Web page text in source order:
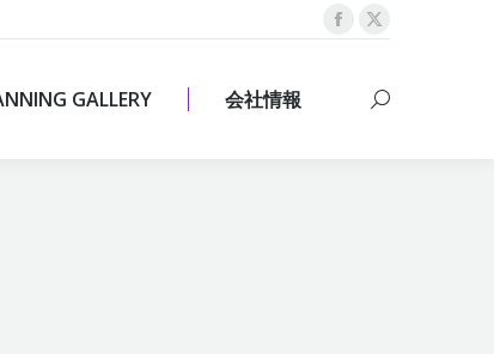
Facebook
opens
X
opens
GALLERY 会社情報 Search:
GALLERY 会社情報 Search: